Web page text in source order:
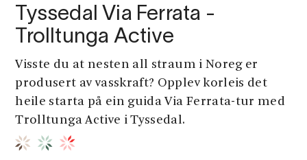
Tyssedal Via Ferrata -
Trolltunga Active
Visste du at nesten all straum i Noreg er
produsert av vasskraft? Opplev korleis det
heile starta på ein guida Via Ferrata-tur med
Trolltunga Active i Tyssedal.